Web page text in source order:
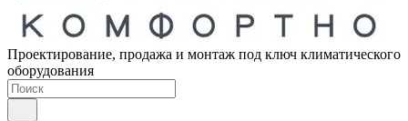
Проектирование, продажа и монтаж под ключ климатического
оборудования